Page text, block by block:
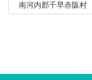
南河内郡千早赤阪村